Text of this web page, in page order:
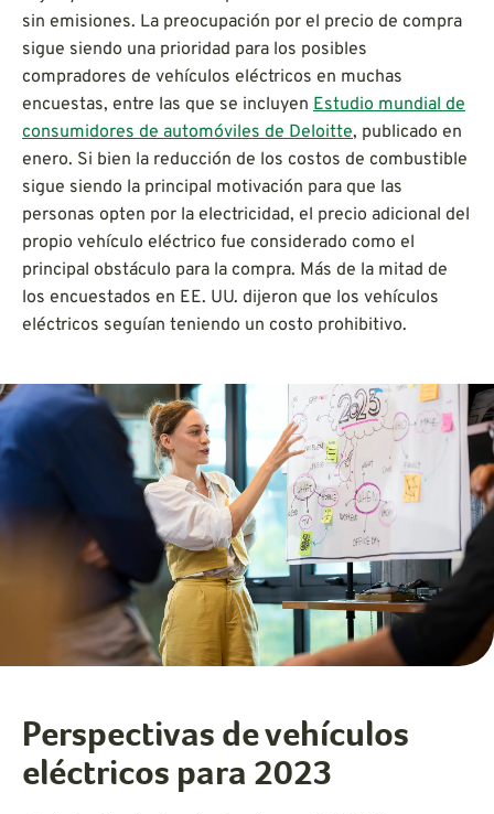
sin emisiones. La preocupación por el precio de compra
sigue siendo una prioridad para los posibles
compradores de vehículos eléctricos en muchas
encuestas, entre las que se incluyen Estudio mundial de
consumidores de automóviles de Deloitte, publicado en
enero. Si bien la reducción de los costos de combustible
sigue siendo la principal motivación para que las
personas opten por la electricidad, el precio adicional del
propio vehículo eléctrico fue considerado como el
principal obstáculo para la compra. Más de la mitad de
los encuestados en EE. UU. dijeron que los vehículos
eléctricos seguían teniendo un costo prohibitivo.
Perspectivas de vehículos
eléctricos para 2023